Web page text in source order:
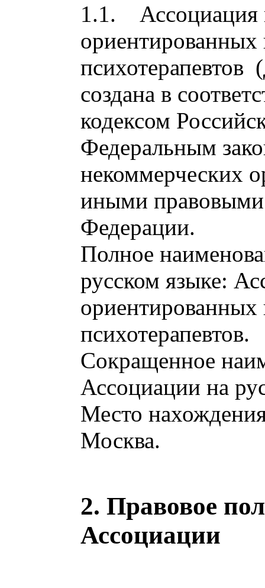
1.1. Ассоциация
ориентированных
психотерапевтов
создана в
кодексом
Федеральным
некоммерческих
иными правовыми
Федерации.
Полное
русском языке:
ориентированных
психотерапевтов.
Сокращенное
Ассоциации на
Место
Москва.
2. Правовое
Ассоциации